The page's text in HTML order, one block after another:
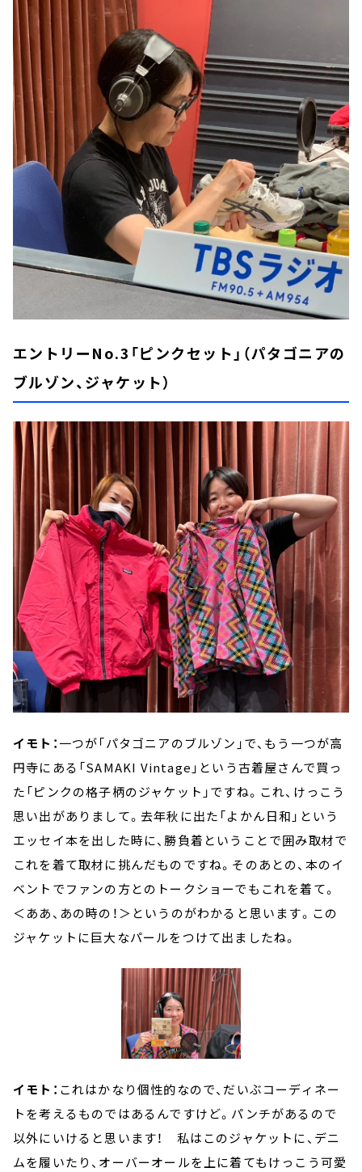
エントリーNo.3「ピンクセット」（パタゴニアの
ブルゾン、ジャケット）
イモト：一つが「パタゴニアのブルゾン」で、もう一つが高
円寺にある「SAMAKI Vintage」という古着屋さんで買っ
た「ピンクの格子柄のジャケット」ですね。これ、けっこう
思い出がありまして。去年秋に出た「よかん日和」という
エッセイ本を出した時に、勝負着ということで囲み取材で
これを着て取材に挑んだものですね。そのあとの、本のイ
ベントでファンの方とのトークショーでもこれを着て。
＜ああ、あの時の！＞というのがわかると思います。この
ジャケットに巨大なパールをつけて出ましたね。
イモト： これはかなり個性的なので、だいぶコーディネー
トを考えるものではあるんですけど。パンチがあるので
以外にいけると思います！ 私はこのジャケットに、デニ
ムを履いたり、オーバーオールを上に着てもけっこう可愛